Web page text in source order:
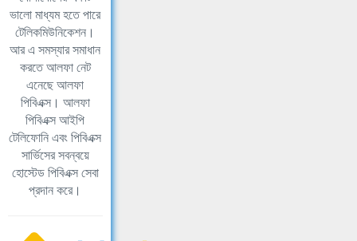
ভালো মাধ্যম হতে পারে
টেলিকমিউনিকেশন।
আর এ সমস্যার সমাধান
করতে আলফা নেট
এনেছে আলফা
পিবিএক্স। আলফা
পিবিএক্স আইপি
টেলিফোনি এবং পিবিএক্স
সার্ভিসের সবন্বয়ে
হোস্টেড পিবিএক্স সেবা
প্রদান করে।